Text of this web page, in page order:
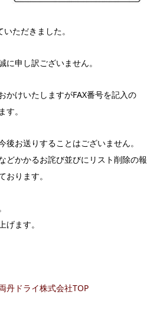
ただきました。
に申し訳ございません。
けいたしますがFAX番号を記入の
。
後お送りすることはございません。
どかかるお詫び並びにリスト削除の報
おります。
げます。
ドライ株式会社TOP